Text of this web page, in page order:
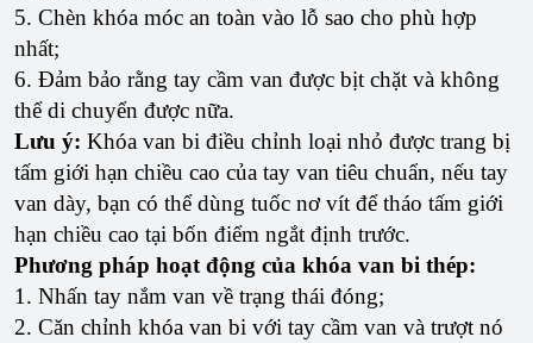
5. Chèn khóa móc an toàn vào lỗ sao cho phù hợp
nhất;
6. Đảm bảo rằng tay cầm van được bịt chặt và không
thể di chuyển được nữa.
Lưu ý: Khóa van bi điều chỉnh loại nhỏ được trang bị
tấm giới hạn chiều cao của tay van tiêu chuẩn, nếu tay
van dày, bạn có thể dùng tuốc nơ vít để tháo tấm giới
hạn chiều cao tại bốn điểm ngắt định trước.
Phương pháp hoạt động của khóa van bi thép:
1. Nhấn tay nắm van về trạng thái đóng;
2. Căn chỉnh khóa van bi với tay cầm van và trượt nó